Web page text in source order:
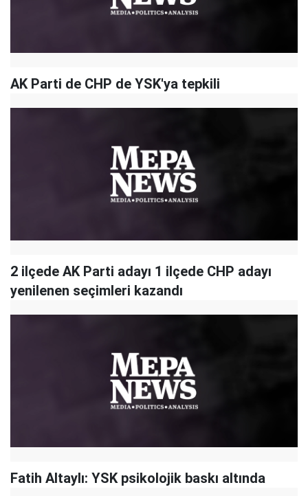
AK Parti de CHP de YSK'ya tepkili
2 ilçede AK Parti adayı 1 ilçede CHP adayı
yenilenen seçimleri kazandı
Fatih Altaylı: YSK psikolojik baskı altında